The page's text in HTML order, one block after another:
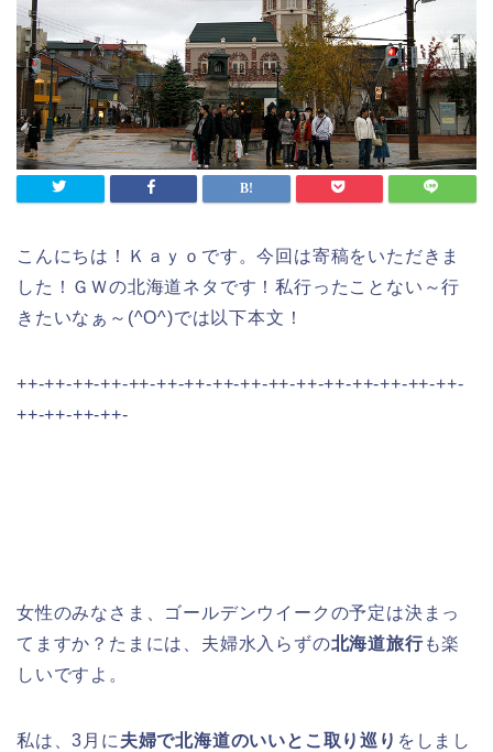
こんにちは！Ｋａｙｏです。今回は寄稿をいただきま
した！ＧＷの北海道ネタです！私行ったことない～行
きたいなぁ～(^O^)では以下本文！
++-++-++-++-++-++-++-++-++-++-++-++-++-++-++-++-
++-++-++-++-
女性のみなさま、ゴールデンウイークの予定は決まっ
てますか？たまには、夫婦水入らずの北海道旅行も楽
しいですよ。
私は、3月に 夫婦で北海道のいいとこ取り巡り をしまし